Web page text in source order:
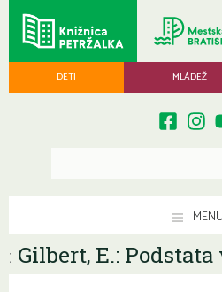
DETI MLÁDEŽ
MENU
: Gilbert, E.: